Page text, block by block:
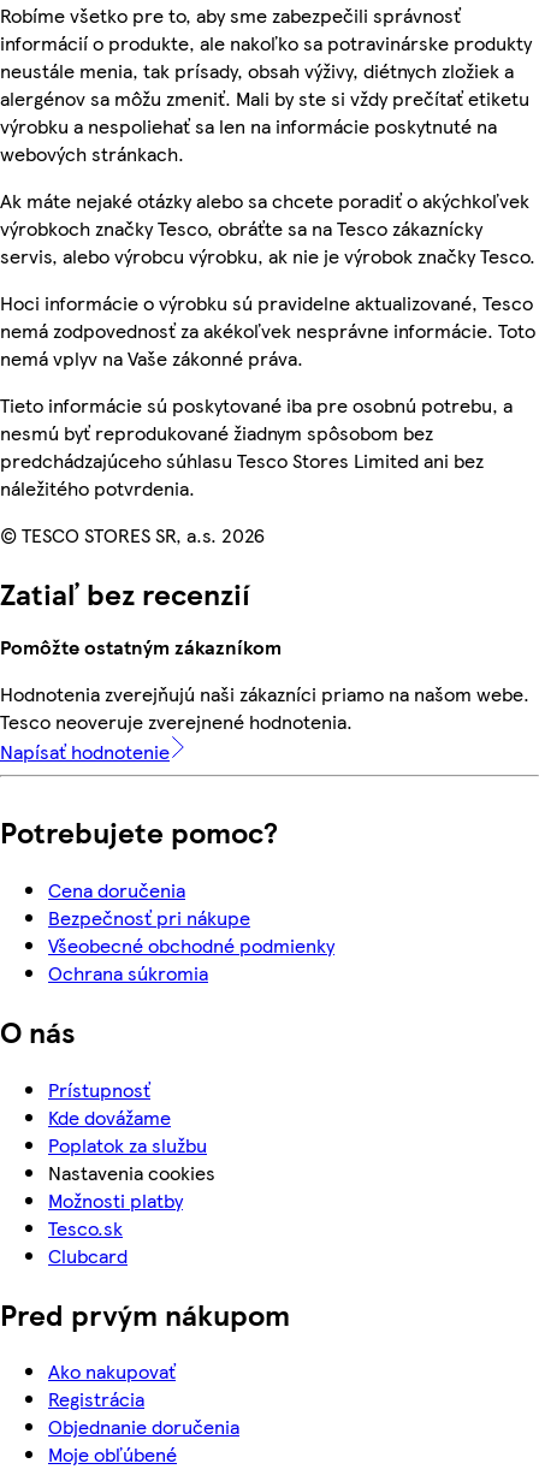
Robíme všetko pre to, aby sme zabezpečili správnosť
informácií o produkte, ale nakoľko sa potravinárske produkty
neustále menia, tak prísady, obsah výživy, diétnych zložiek a
alergénov sa môžu zmeniť. Mali by ste si vždy prečítať etiketu
výrobku a nespoliehať sa len na informácie poskytnuté na
webových stránkach.
Ak máte nejaké otázky alebo sa chcete poradiť o akýchkoľvek
výrobkoch značky Tesco, obráťte sa na Tesco zákaznícky
servis, alebo výrobcu výrobku, ak nie je výrobok značky Tesco.
Hoci informácie o výrobku sú pravidelne aktualizované, Tesco
nemá zodpovednosť za akékoľvek nesprávne informácie. Toto
nemá vplyv na Vaše zákonné práva.
Tieto informácie sú poskytované iba pre osobnú potrebu, a
nesmú byť reprodukované žiadnym spôsobom bez
predchádzajúceho súhlasu Tesco Stores Limited ani bez
náležitého potvrdenia.
© TESCO STORES SR, a.s. 2026
Zatiaľ bez recenzií
Pomôžte ostatným zákazníkom
Hodnotenia zverejňujú naši zákazníci priamo na našom webe.
Tesco neoveruje zverejnené hodnotenia.
Napísať hodnotenie
Potrebujete pomoc?
Cena doručenia
Bezpečnosť pri nákupe
Všeobecné obchodné podmienky
Ochrana súkromia
O nás
Prístupnosť
Kde dovážame
Poplatok za službu
Nastavenia cookies
Možnosti platby
Tesco.sk
Clubcard
Pred prvým nákupom
Ako nakupovať
Registrácia
Objednanie doručenia
Moje obľúbené